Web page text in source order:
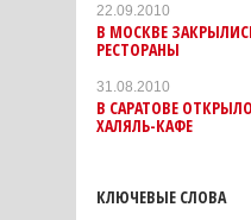
22.09.2010
В МОСКВЕ
РЕСТОРАНЫ
31.08.2010
В САРАТОВЕ
ХАЛЯЛЬ-КАФЕ
КЛЮЧЕВЫЕ СЛОВА